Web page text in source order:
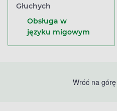
Głuchych
Obsługa w
języku migowym
Wróć na górę